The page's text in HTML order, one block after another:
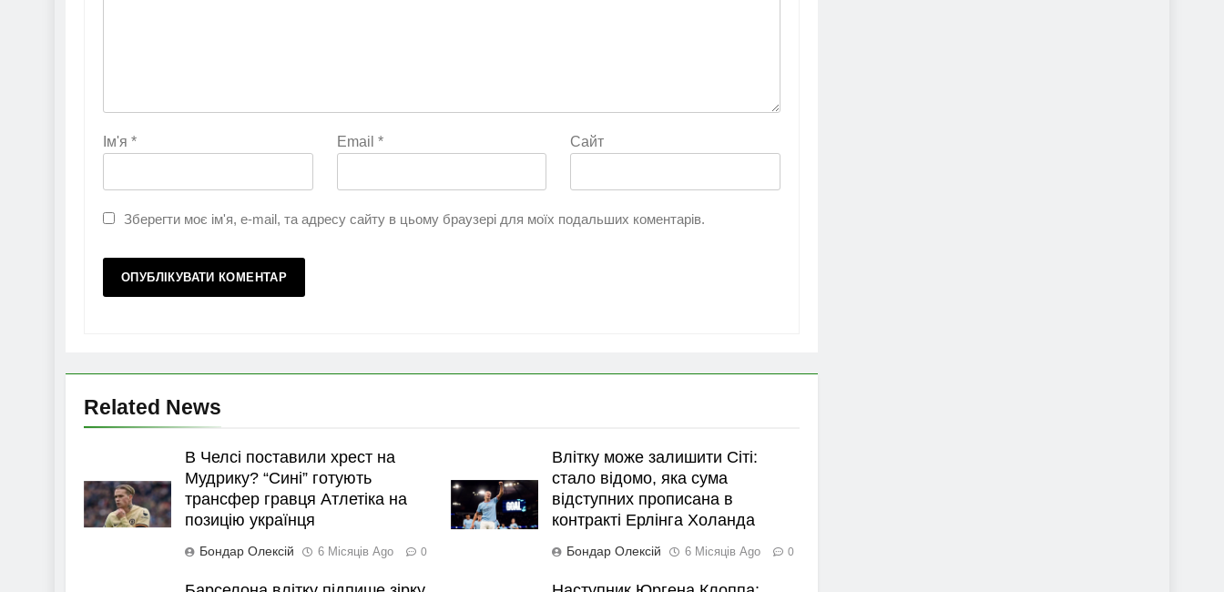
Ім'я * Email * Сайт
Зберегти моє ім'я, e-mail, та адресу сайту в цьому браузері для моїх подальших коментарів.
Related News
В Челсі поставили хрест на
Мудрику? “Сині” готують
трансфер гравця Атлетіка на
позицію українця
Бондар Олексій 6 Місяців Ago 0
Влітку може залишити Сіті:
стало відомо, яка сума
відступних прописана в
контракті Ерлінга Холанда
Бондар Олексій 6 Місяців Ago 0